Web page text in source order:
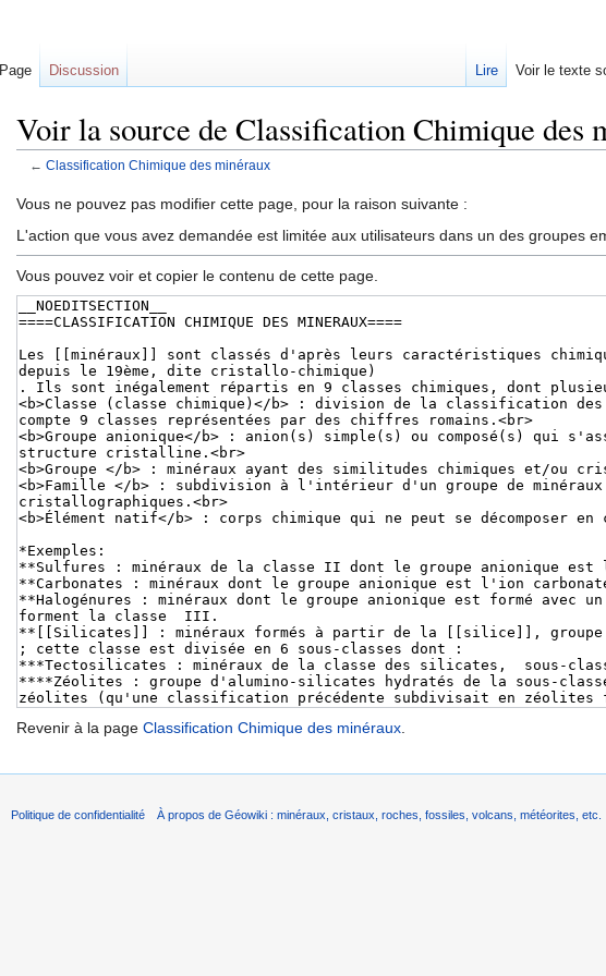
Voir la source de Classification Chimique des
← Classification Chimique des minéraux
Vous ne pouvez pas modifier cette page, pour la raison suivante :
L'action que vous avez demandée est limitée aux utilisateurs dans un des groupes
Vous pouvez voir et copier le contenu de cette page.
Revenir à la page Classification Chimique des minéraux.
Page Discussion Lire Voir le texte
Politique de confidentialité À propos de Géowiki : minéraux, cristaux, roches, fossiles, volcans, météorites, etc.